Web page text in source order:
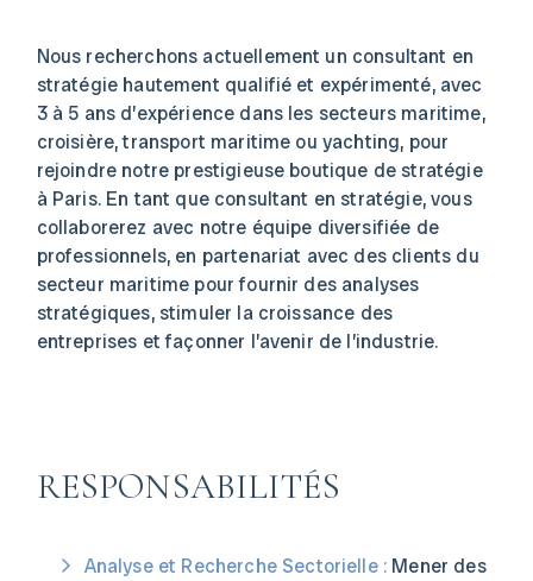
Nous recherchons actuellement un consultant en
stratégie hautement qualifié et expérimenté, avec
3 à 5 ans d’expérience dans les secteurs maritime,
croisière, transport maritime ou yachting, pour
rejoindre notre prestigieuse boutique de stratégie
à Paris. En tant que consultant en stratégie, vous
collaborerez avec notre équipe diversifiée de
professionnels, en partenariat avec des clients du
secteur maritime pour fournir des analyses
stratégiques, stimuler la croissance des
entreprises et façonner l’avenir de l’industrie.
RESPONSABILITÉS
Analyse et Recherche Sectorielle : Mener des